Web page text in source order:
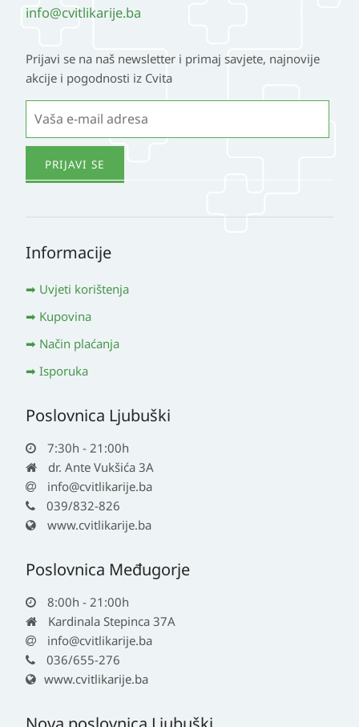
info@cvitlikarije.ba
Prijavi se na naš newsletter i primaj savjete, najnovije
akcije i pogodnosti iz Cvita
Informacije
Uvjeti korištenja
Kupovina
Način plaćanja
Isporuka
Poslovnica Ljubuški
7:30h - 21:00h
dr. Ante Vukšića 3A
info@cvitlikarije.ba
039/832-826
www.cvitlikarije.ba
Poslovnica Međugorje
8:00h - 21:00h
Kardinala Stepinca 37A
info@cvitlikarije.ba
036/655-276
www.cvitlikarije.ba